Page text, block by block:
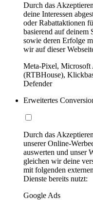
Durch das
deine Interessen
oder Rabattaktionen
basierend auf deinem
sowie deren Erfolge
wir auf dieser
Meta-Pixel, Microsoft
(RTBHouse),
Defender
Erweitertes
Durch das
unserer Online-
auswerten und unser
gleichen wir deine
mit folgenden
Dienste bereits nutzt:
Google Ads